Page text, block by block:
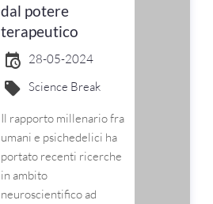
dal potere
terapeutico
28-05-2024
Science Break
Il rapporto millenario fra
umani e psichedelici ha
portato recenti ricerche
in ambito
neuroscientifico ad